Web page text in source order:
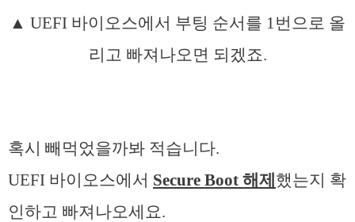
▲ UEFI 바이오스에서 부팅 순서를 1번으로 올
리고 빠져나오면 되겠죠.
혹시 빼먹었을까봐 적습니다.
UEFI 바이오스에서 Secure Boot 해제 했는지 확
인하고 빠져나오세요.